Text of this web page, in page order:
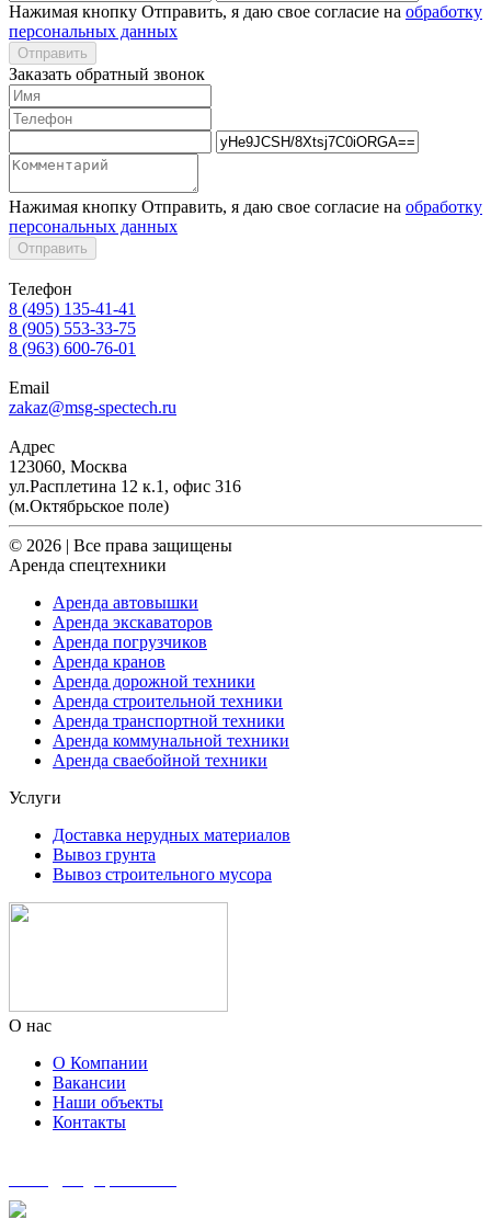
Нажимая кнопку Отправить, я даю свое согласие на обработку
персональных данных
Отправить
Заказать обратный звонок
Нажимая кнопку Отправить, я даю свое согласие на обработку
персональных данных
Отправить
Телефон
8 (495) 135-41-41
8 (905) 553-33-75
8 (963) 600-76-01
Email
zakaz@msg-spectech.ru
Адрес
123060, Москва
ул.Расплетина 12 к.1, офис 316
(м.Октябрьское поле)
© 2026 | Все права защищены
Аренда спецтехники
Аренда автовышки
Аренда экскаваторов
Аренда погрузчиков
Аренда кранов
Аренда дорожной техники
Аренда строительной техники
Аренда транспортной техники
Аренда коммунальной техники
Аренда сваебойной техники
Услуги
Доставка нерудных материалов
Вывоз грунта
Вывоз строительного мусора
О нас
О Компании
Вакансии
Наши объекты
Контакты